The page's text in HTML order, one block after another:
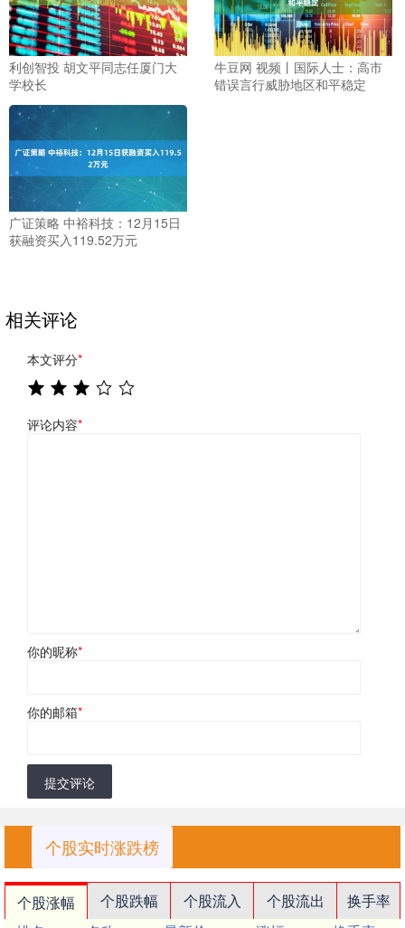
利创智投 胡文平同志任厦门大
学校长
牛豆网 视频丨国际人士：高市
错误言行威胁地区和平稳定
广证策略 中裕科技：12月15日
获融资买入119.52万元
相关评论
本文评分*
评论内容*
你的昵称*
你的邮箱*
提交评论
个股实时涨跌榜
个股涨幅 个股跌幅 个股流入 个股流出
换手率